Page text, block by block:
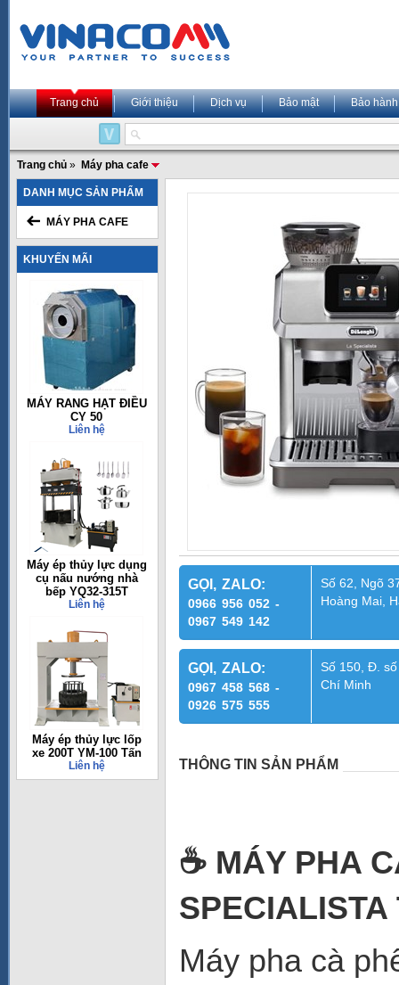
Trang chủ Giới thiệu Dịch vụ Bảo mật Bảo hành
Trang chủ » Máy pha cafe
DANH MỤC SẢN PHẨM
MÁY PHA CAFE
KHUYẾN MÃI
MÁY RANG HẠT ĐIỀU
CY 50
Liên hệ
Máy ép thủy lực dụng
cụ nấu nướng nhà
bếp YQ32-315T
Liên hệ
Máy ép thủy lực lốp
xe 200T YM-100 Tấn
Liên hệ
GỌI, ZALO:
0966 956 052 -
0967 549 142
Số 62, Ngõ
Hoàng Mai,
GỌI, ZALO:
0967 458 568 -
0926 575 555
Số 150, Đ.
Chí Minh
THÔNG TIN SẢN PHẨM
☕ MÁY PHA
SPECIALISTA
Máy pha cà